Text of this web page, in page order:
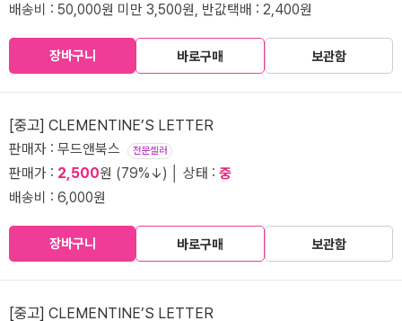
배송비 : 50,000원 미만 3,500원, 반값택배 : 2,400원
장바구니 바로구매 보관함
[중고] CLEMENTINE’S LETTER
판매자 : 무드앤북스 전문셀러
판매가 : 2,500원 (79%↓) │ 상태 : 중
배송비 : 6,000원
장바구니 바로구매 보관함
[중고] CLEMENTINE’S LETTER